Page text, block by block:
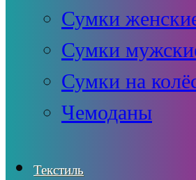
Сумки
Сумки
Сумки на
Чемоданы
Текстиль